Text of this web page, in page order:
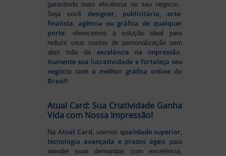
garantindo mais eficiência no seu negócio.
Seja vocêdesigner, publicitário, arte-
finalista, agência ou gráfica de qualquer
porte, oferecemos a solução ideal para
reduzir seus custos de personalização sem
abrir mão da excelência na impressão.
Aumente sua lucratividade e fortaleça seu
negócio com a melhor gráfica online do
Brasil!
Atual Card: Sua Criatividade Ganha
Vida com Nossa Impressão!
Na Atual Card , unimos qualidade superior,
tecnologia avançada e prazos ágeispara
atender suas demandas com excelência.